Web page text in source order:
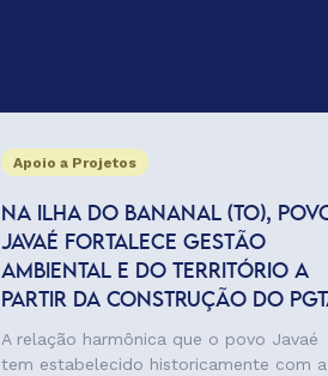
Apoio a Projetos
NA ILHA DO BANANAL (TO),
JAVAÉ FORTALECE GESTÃO
AMBIENTAL E DO TERRITÓRIO A
PARTIR DA CONSTRUÇÃO DO
A relação harmônica que o povo Javaé
tem estabelecido historicamente com a